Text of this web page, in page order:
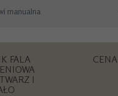
manualna
FALA
I
CENA